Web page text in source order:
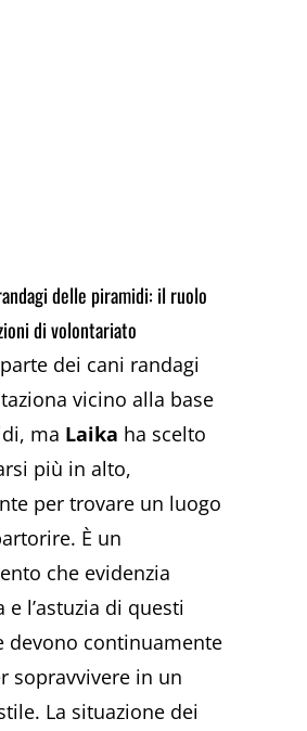
delle piramidi: il ruolo
di volontariato
dei cani randagi
vicino alla base
ma Laika ha scelto
più in alto,
per trovare un luogo
È un
che evidenzia
e l’astuzia di questi
devono continuamente
sopravvivere in un
La situazione dei